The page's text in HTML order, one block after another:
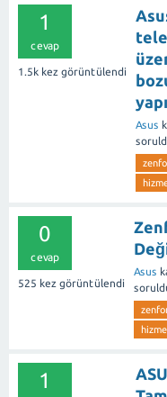
1
cevap
1.5k kez görüntülendi
Asus
0
cevap
525 kez görüntülendi
Asus
1